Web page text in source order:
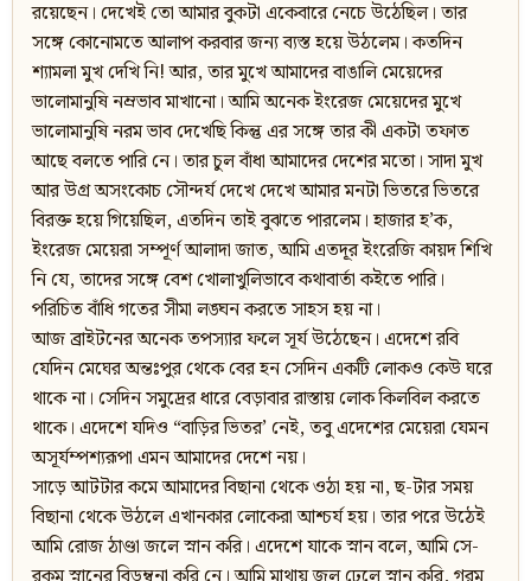
রয়েছেন। দেখেই তো আমার বুকটা একেবারে নেচে উঠেছিল। তার
সঙ্গে কোনোমতে আলাপ করবার জন্য ব্যস্ত হয়ে উঠলেম। কতদিন
শ্যামলা মুখ দেখি নি! আর, তার মুখে আমাদের বাঙালি মেয়েদের
ভালোমানুষি নম্রভাব মাখানো। আমি অনেক ইংরেজ মেয়েদের মুখে
ভালোমানুষি নরম ভাব দেখেছি কিন্তু এর সঙ্গে তার কী একটা তফাত
আছে বলতে পারি নে। তার চুল বাঁধা আমাদের দেশের মতো। সাদা মুখ
আর উগ্র অসংকোচ সৌন্দর্য দেখে দেখে আমার মনটা ভিতরে ভিতরে
বিরক্ত হয়ে গিয়েছিল, এতদিন তাই বুঝতে পারলেম। হাজার হ’ক,
ইংরেজ মেয়েরা সম্পূর্ণ আলাদা জাত, আমি এতদূর ইংরেজি কায়দ শিখি
নি যে, তাদের সঙ্গে বেশ খোলাখুলিভাবে কথাবার্তা কইতে পারি।
পরিচিত বাঁধি গতের সীমা লঙ্ঘন করতে সাহস হয় না।
আজ ব্রাইটনের অনেক তপস্যার ফলে সূর্য উঠেছেন। এদেশে রবি
যেদিন মেঘের অন্তঃপুর থেকে বের হন সেদিন একটি লোকও কেউ ঘরে
থাকে না। সেদিন সমুদ্রের ধারে বেড়াবার রাস্তায় লোক কিলবিল করতে
থাকে। এদেশে যদিও “বাড়ির ভিতর’ নেই, তবু এদেশের মেয়েরা যেমন
অসূর্যম্পশ্যরূপা এমন আমাদের দেশে নয়।
সাড়ে আটটার কমে আমাদের বিছানা থেকে ওঠা হয় না, ছ-টার সময়
বিছানা থেকে উঠলে এখানকার লোকেরা আশ্চর্য হয়। তার পরে উঠেই
আমি রোজ ঠাণ্ডা জলে স্নান করি। এদেশে যাকে স্নান বলে, আমি সে-